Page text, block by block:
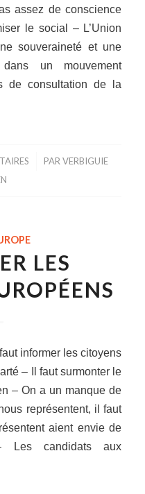
assez de conscience
le social – L’Union
souveraineté et une
un mouvement
de consultation de la
PARVERBIGUIE
LES
informer les citoyens
– Il faut surmonter le
– On a un manque de
représentent, il faut
aient envie de
Les candidats aux